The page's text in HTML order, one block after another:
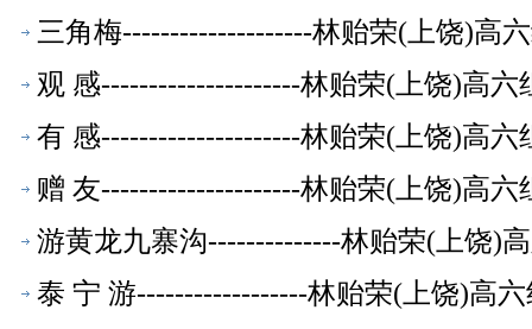
三角梅--------------------林贻荣(上饶)高
观 感---------------------林贻荣(上饶)高六
有 感---------------------林贻荣(上饶)高六
赠 友---------------------林贻荣(上饶)高六
游黄龙九寨沟--------------林贻荣(上饶)
泰 宁 游------------------林贻荣(上饶)高